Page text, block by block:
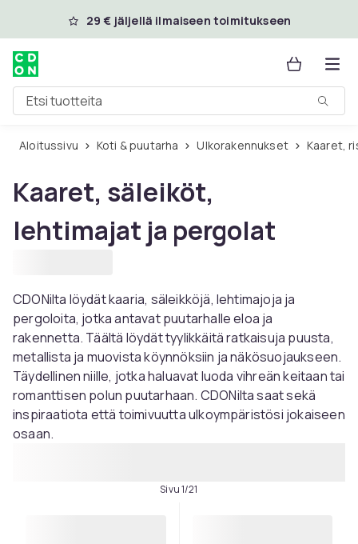
Ohita ja siirry pääsisältöön
29 € jäljellä ilmaiseen toimitukseen
Etsi tuotteita
Aloitussivu Koti & puutarha Ulkorakennukset Kaaret,
Kaaret, säleiköt,
lehtimajat ja pergolat
CDONilta löydät kaaria, säleikköjä, lehtimajoja ja
pergoloita, jotka antavat puutarhalle eloa ja
rakennetta. Täältä löydät tyylikkäitä ratkaisuja puusta,
metallista ja muovista köynnöksiin ja näkösuojaukseen.
Täydellinen niille, jotka haluavat luoda vihreän keitaan tai
romanttisen polun puutarhaan. CDONilta saat sekä
inspiraatiota että toimivuutta ulkoympäristösi jokaiseen
osaan.
Sivu 1/21